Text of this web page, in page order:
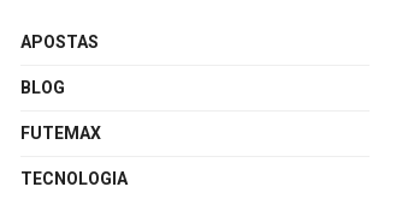
APOSTAS
BLOG
FUTEMAX
TECNOLOGIA